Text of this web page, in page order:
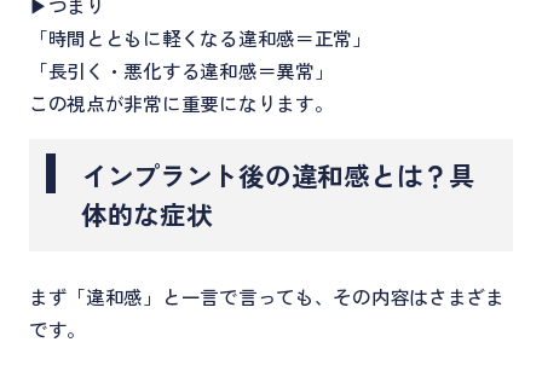
「時間とともに軽くなる違和感＝正常」
「長引く・悪化する違和感＝異常」
この視点が非常に重要になります。
インプラント後の違和感とは？具
体的な症状
まず「違和感」と一言で言っても、その内容はさまざま
です。